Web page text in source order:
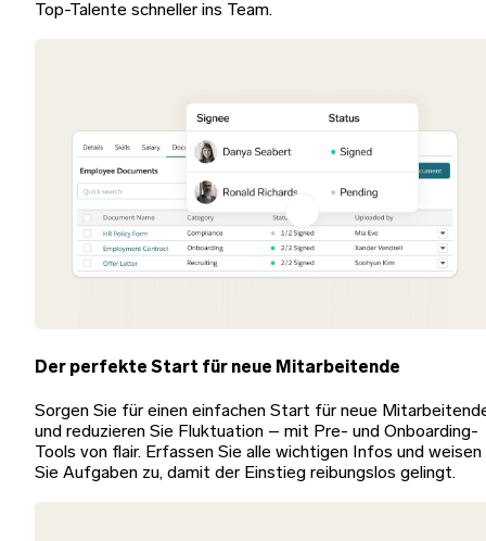
Top-Talente schneller ins Team.
Der perfekte Start für neue Mitarbeitende
Sorgen Sie für einen einfachen Start für neue
und reduzieren Sie Fluktuation – mit Pre- und Onboarding-
Tools von flair. Erfassen Sie alle wichtigen Infos und weisen
Sie Aufgaben zu, damit der Einstieg reibungslos gelingt.